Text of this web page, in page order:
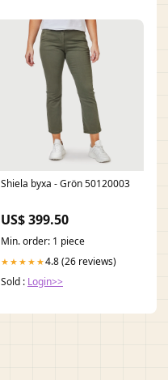
Shiela byxa - Grön 50120003
US$ 399.50
Min. order: 1 piece
★★★★★4.8 (26 reviews)
Sold : Login>>